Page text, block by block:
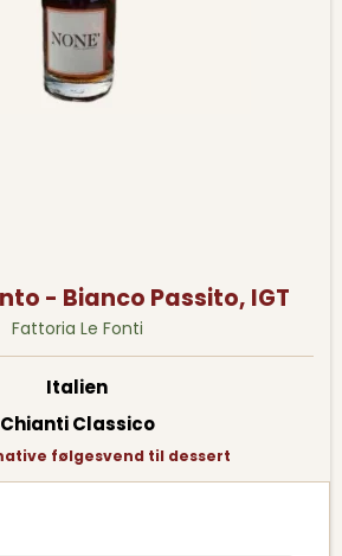
- Bianco Passito, IGT
Fattoria Le Fonti
Italien
Chianti Classico
følgesvend til dessert